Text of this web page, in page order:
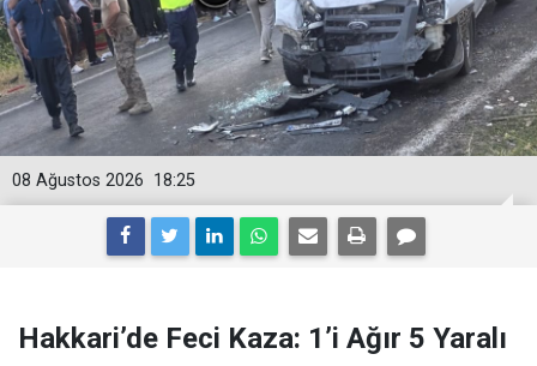
18:25
08 Ağustos 2026
Hakkari’de Feci Kaza: 1’i Ağır 5 Yaralı